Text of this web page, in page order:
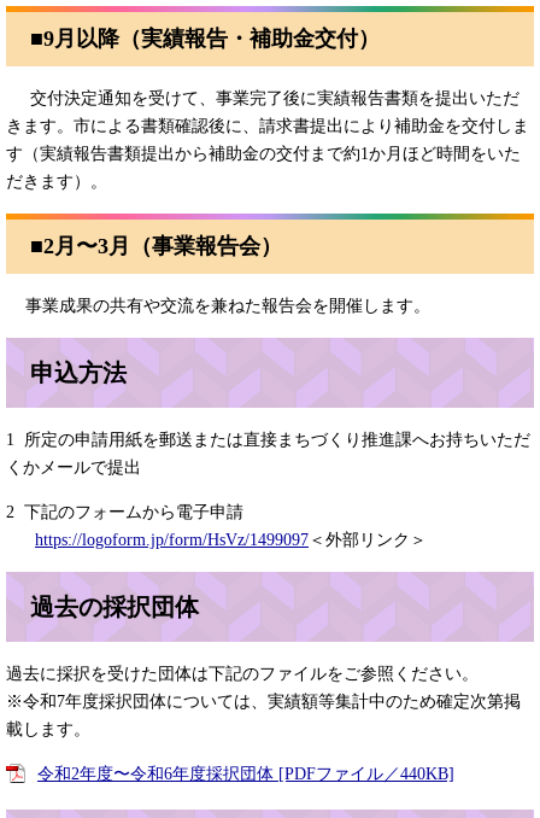
■9月以降（実績報告・補助金交付）
交付決定通知を受けて、事業完了後に実績報告書類を提出いただ
きます。市による書類確認後に、請求書提出により補助金を交付しま
す（実績報告書類提出から補助金の交付まで約1か月ほど時間をいた
だきます）。
■2月〜3月（事業報告会）
事業成果の共有や交流を兼ねた報告会を開催します。
申込方法
1 所定の申請用紙を郵送または直接まちづくり推進課へお持ちいただ
くかメールで提出
2 下記のフォームから電子申請
https://logoform.jp/form/HsVz/1499097 ＜外部リンク＞
過去の採択団体
過去に採択を受けた団体は下記のファイルをご参照ください。
※令和7年度採択団体については、実績額等集計中のため確定次第掲
載します。
令和2年度〜令和6年度採択団体 [PDFファイル／440KB]